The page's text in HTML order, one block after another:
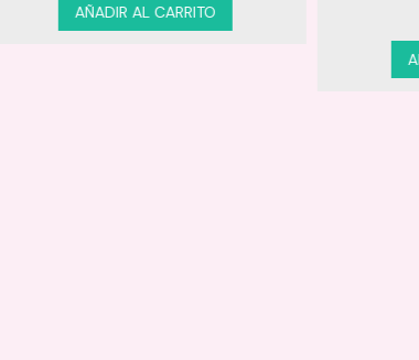
$35.000